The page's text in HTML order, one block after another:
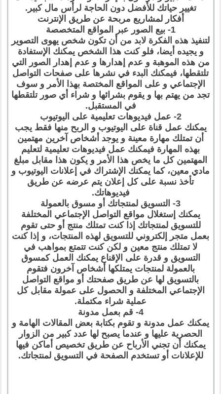
تغيير حياتك للأفضل دون الحاجة لرأس مال كبير.
أفكار لمشاريع مربحة عن طريق الإنترنت
1- بيع الصور عبر المواقع المتخصصة
لتنفيذ هذه الفكرة لابد من أن تكون شخص يهوى التصوير
و يجيده أيضا، فلو كنت هذا الشخص يمكنك الإستفادة
من هذه الموهبة و عدم إهدارها و عدم إهدار الصور التي
تلتقطها، فيمكنك البدء في نشرها على صفحات التواصل
الإجتماعي و على المواقع المختصة بهذا الأمر و سوف
تجد من يهتم بها و يقوم بشرائها و شراء أي صور تلتقطها
في المستقبل.
2- عمل فيديوهات تعليمية على اليوتيوب
يمكنك عمل قناة على اليوتيوب و الربح منها فقط يجب
أن تمتلك مهارة معينة و يوجد أشخاص آخرين مهتمين
بهذه المهارة فيمكنك عمل فيديوهات تعليمية لتعليم
المهتمين كل ما يخص هذا الأمر و يكون هذا مقابل مبلغ
مادي معين، كما يمكنك الإشتراك في إعلانات اليوتيوب و
تأخذ نسبة على كل إعلان يتم عرضه عن طريق
فيديوهاتك.
3- التسويق لمنتجاتك أو مسوق بالعمولة
يمكنك إستغلال مواقع التواصل الإجتماعي المختلفة
للتسويق لمنتجاتك إذا كنت تمتلك منتج أو حتى تقوم
بعمل متجر إلكتروني للتسويق لهذه المنتجات، و إذا كنت
لا تمتلك منتج معين و لكن كنت تتمتع بمواهب في
التسويق و قدرة على الإقناع يمكنك العمل كمسوق
بالعمولة لمنتجات يمتلكها أشخاص آخرون فتقوم
بالتسويق لها عن طريق صفحتك أو مواقع التواصل
الإجتماعي المختلفة و الحصول على عمولة مقابل كل
عملية شراء مكتملة.
4- قم بعمل مدونة
يمكنك عمل مدونة و تقوم بكتابة بعض المقالات الهامة و
الحصرية عليها و عندما يصبح لها عدد كبير من الزوار
يمكنك أن تجني الأرباح عن طريق تخصيص أماكن فيها
للإعلانات أو تستخدم الصفحة في التسويق لمنتجاتك.